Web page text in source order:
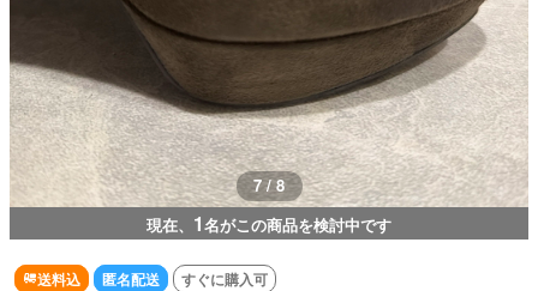
7 / 8
現在、 1名がこの商品を検討中です
送料込 匿名配送 すぐに購入可